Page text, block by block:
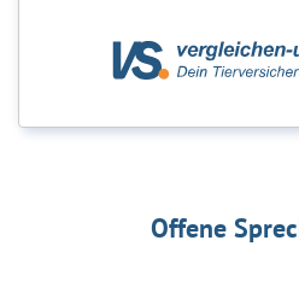
Offene